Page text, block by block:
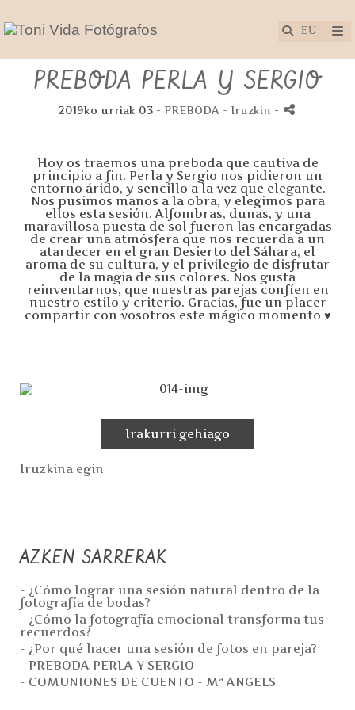
PREBODA PERLA Y SERGIO
2019ko urriak 03 - PREBODA - Iruzkin -
Hoy os traemos una preboda que cautiva de
principio a fin. Perla y Sergio nos pidieron un
entorno árido, y sencillo a la vez que elegante.
Nos pusimos manos a la obra, y elegimos para
ellos esta sesión. Alfombras, dunas, y una
maravillosa puesta de sol fueron las encargadas
de crear una atmósfera que nos recuerda a un
atardecer en el gran Desierto del Sáhara, el
aroma de su cultura, y el privilegio de disfrutar
de la magia de sus colores. Nos gusta
reinventarnos, que nuestras parejas confíen en
nuestro estilo y criterio. Gracias, fue un placer
compartir con vosotros este mágico momento ♥
Irakurri gehiago
Iruzkina egin
AZKEN SARRERAK
- ¿Cómo lograr una sesión natural dentro de la
fotografía de bodas?
- ¿Cómo la fotografía emocional transforma tus
recuerdos?
- ¿Por qué hacer una sesión de fotos en pareja?
- PREBODA PERLA Y SERGIO
- COMUNIONES DE CUENTO - Mª ANGELS